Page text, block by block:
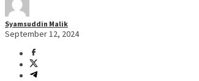
Syamsuddin Malik
September 12, 2024